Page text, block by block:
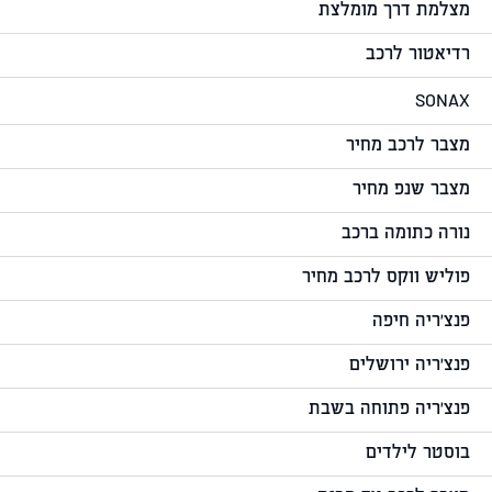
מצלמת דרך מומלצת
רדיאטור לרכב
SONAX
מצבר לרכב מחיר
מצבר שנפ מחיר
נורה כתומה ברכב
פוליש ווקס לרכב מחיר
פנצ'ריה חיפה
פנצ'ריה ירושלים
פנצ'ריה פתוחה בשבת
בוסטר לילדים